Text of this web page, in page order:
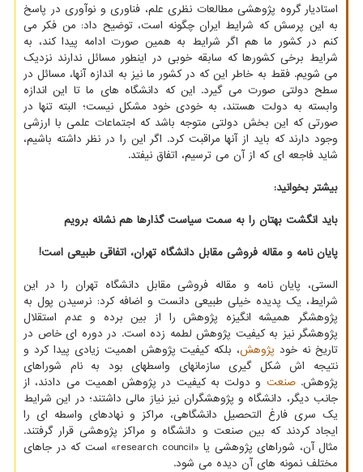
استادیار گروه پژوهشی مطالعات نظری علم، فناوری و نوآوری در پاسخ
به این پرسش که شرایط ایران چگونه است، توضیح داد: من فکر می
کنم در کشور ما هم اگر شرایط به همین صورت ادامه پیدا کند، به
شرایط برخی کشورها که سابقه خوبی در اینطور مسائل ندارند نزدیک
می شویم. فقط به خاطر این که در کشور ما نیز به اندازه آنها، مسائل در
سطح دولتی صورت می گیرد. این که دانشگاه های ما تا این اندازه
وابسته به دولت هستند، به خودی خود مشکل نیست؛ البته تنها در
صورتی که این بخش دولتی متوجه باشد که اجتماعات علمی با ارزشی
وجود دارند که باید از آنها مراقبت کرد. اگر این را در نظر داشته باشیم،
شاید فاجعه ای که از آن می ترسیم، اتفاق نیفتد.
بیشتر بخوانید:
باید انگشت بهتان را به سمت سیاست گذارها هم نشانه برویم
پایان نامه و مقاله فروشی مقابل دانشگاه تهران، اتفاقی طبیعی است!
الستی، پایان نامه و مقاله فروشی مقابل دانشگاه تهران را در این
شرایط، یک پدیده خیلی طبیعی دانست و اضافه کرد: نرسیدن پول به
پژوهشگر همیشه انگیزه پژوهش را از بین برده و عدم استقلال
پژوهشگر نیز به کیفیت پژوهش لطمه زده است. در دوره ای خاص در
تاریخ نه خود پژوهش، بلکه کیفیت پژوهش اهمیت زیادی پیدا کرد و
نتیجه اش شکل گیری سازمان های واسطه ای بود به نام شوراهای
پژوهش.صنعت و دولت به کیفیت در پژوهش اهمیت می دادند، از
جانب دیگر، دانشگاه و پژوهشگران نیز نیاز مالی داشتند؛ در این شرایط
یک سری فارغ التحصیل دانشگاهی، مراکز و نهادهای واسطه ای را
ایجاد کردند که بین صنعت و دانشگاه و مراکز پژوهشی قرار گرفتند.
مثال آن، شوراهای پژوهشی یا «research council» است که در جاهای
مختلف نمونه های آن دیده می شود.